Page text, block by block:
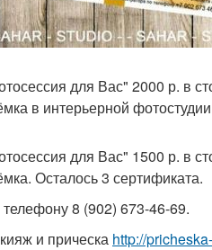
для Вас" 2000 р. в
в интерьерной
для Вас" 1500 р. в
Осталось 3 сертификата.
8 (902) 673-46-69.
и прическа http://